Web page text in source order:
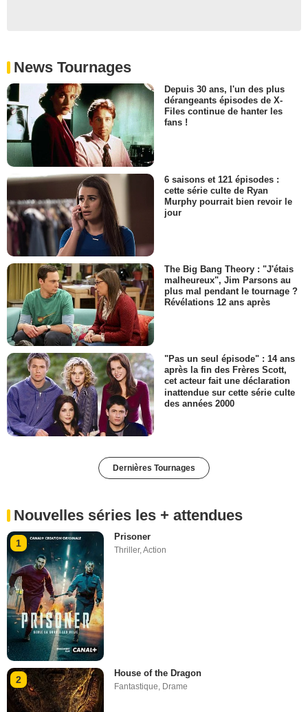
News Tournages
Depuis 30 ans, l'un des plus
dérangeants épisodes de X-
Files continue de hanter les
fans !
6 saisons et 121 épisodes :
cette série culte de Ryan
Murphy pourrait bien revoir le
jour
The Big Bang Theory : "J'étais
malheureux", Jim Parsons au
plus mal pendant le tournage ?
Révélations 12 ans après
"Pas un seul épisode" : 14 ans
après la fin des Frères Scott,
cet acteur fait une déclaration
inattendue sur cette série culte
des années 2000
Dernières Tournages
Nouvelles séries les + attendues
1
Prisoner
Thriller,Action
2
House of the Dragon
Fantastique, Drame